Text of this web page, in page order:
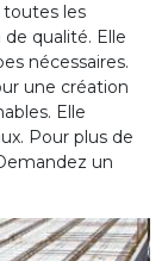
toutes les
qualité. Elle
nécessaires.
une création
Elle
Pour plus de
un